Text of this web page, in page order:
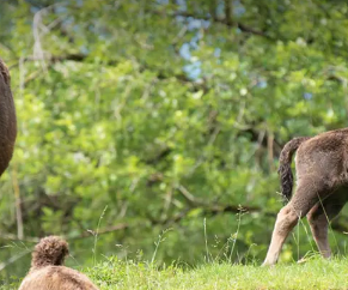
ERLEBNISSE
Veranstaltungen / Aktionen
Greifvogelschau
Besuch beim Lieblingstier
Führungen
Kindergeburtstage